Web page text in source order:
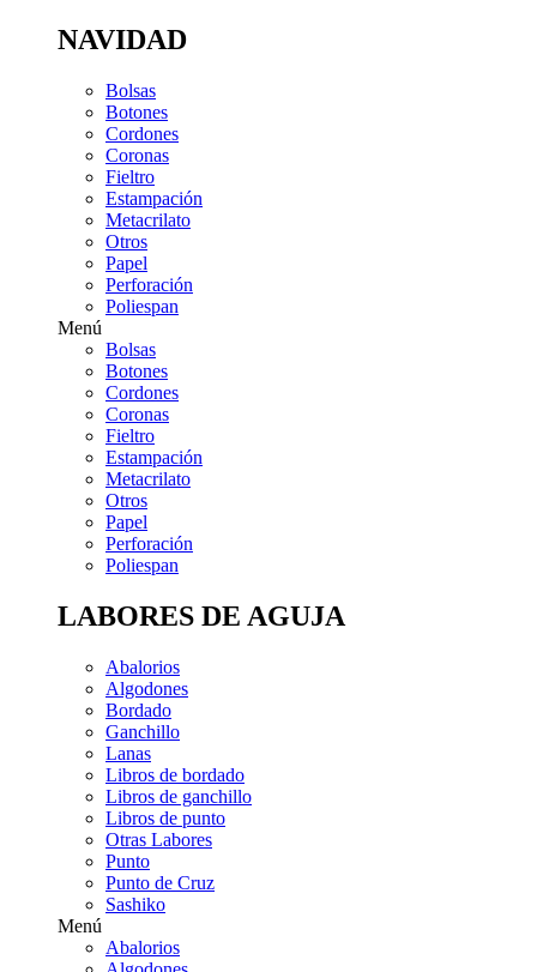
NAVIDAD
Bolsas
Botones
Cordones
Coronas
Fieltro
Estampación
Metacrilato
Otros
Papel
Perforación
Poliespan
Menú
Bolsas
Botones
Cordones
Coronas
Fieltro
Estampación
Metacrilato
Otros
Papel
Perforación
Poliespan
LABORES DE AGUJA
Abalorios
Algodones
Bordado
Ganchillo
Lanas
Libros de bordado
Libros de ganchillo
Libros de punto
Otras Labores
Punto
Punto de Cruz
Sashiko
Menú
Abalorios